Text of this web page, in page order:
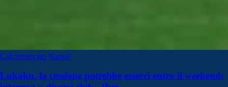
Calciomercato Napoli
Lukaku, la cessione potrebbe esserci entro il weekend: